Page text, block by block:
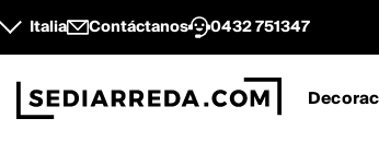
Italia Contáctanos 0432 751347